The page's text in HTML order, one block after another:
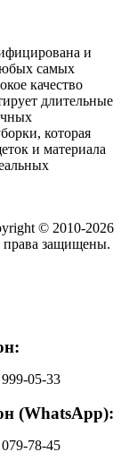
и
самых
качество
длительные
которая
и материала
© 2010-2026
права защищены.
999-05-33
(WhatsApp):
079-78-45